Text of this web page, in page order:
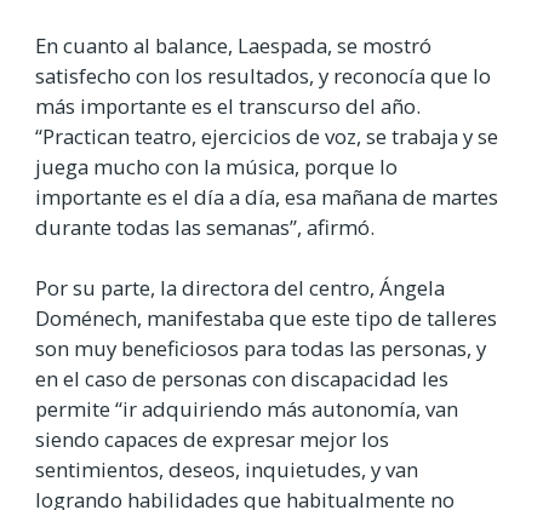
En cuanto al balance, Laespada, se mostró
satisfecho con los resultados, y reconocía que lo
más importante es el transcurso del año.
“Practican teatro, ejercicios de voz, se trabaja y se
juega mucho con la música, porque lo
importante es el día a día, esa mañana de martes
durante todas las semanas”, afirmó.
Por su parte, la directora del centro, Ángela
Doménech, manifestaba que este tipo de talleres
son muy beneficiosos para todas las personas, y
en el caso de personas con discapacidad les
permite “ir adquiriendo más autonomía, van
siendo capaces de expresar mejor los
sentimientos, deseos, inquietudes, y van
logrando habilidades que habitualmente no